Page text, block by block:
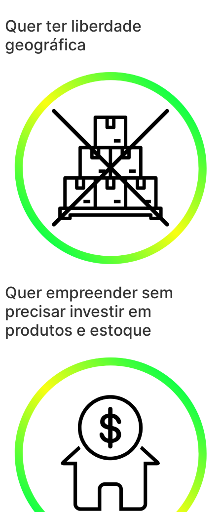
Quer ter liberdade
geográfica
Quer empreender sem
precisar investir em
produtos e estoque